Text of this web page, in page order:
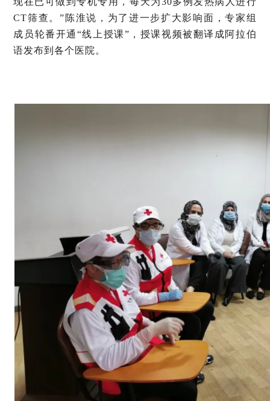
CT筛查。”陈淮说，为了进一步扩大影响面，专家组
成员轮番开通“线上授课”，授课视频被翻译成阿拉伯
语发布到各个医院。